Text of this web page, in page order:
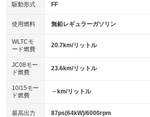
USB入力端子
：装備あり
100V電源
：装備なし
センターデフロック
：装備なし
電動格納ミラー
：装備あり
HID(キセノンライト)
：装備なし
バックカメラ
：装備あり
エアロ
：装備なし
：装備なし
パワーシート
ベンチシート
：装備なし
チップアップシート
：装備なし
駆動形式 FF
使用燃料 無鉛レギュラーガソリン
WLTCモ
ード燃費
20.7km/リットル
JC08モー
ド燃費
23.6km/リットル
10/15モー
ド燃費
－km/リットル
最高出力 87ps(64kW)/6000rpm